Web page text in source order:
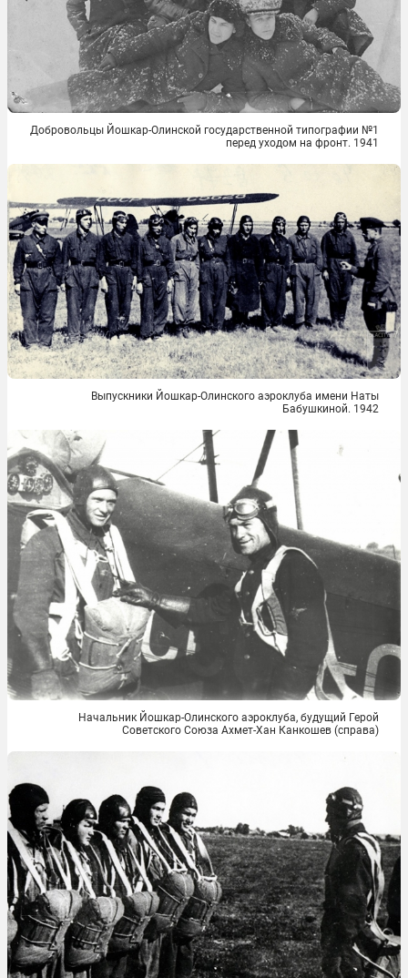
Добровольцы Йошкар-Олинской государственной типографии №1
перед уходом на фронт. 1941
Выпускники Йошкар-Олинского аэроклуба имени Наты
Бабушкиной. 1942
Начальник Йошкар-Олинского аэроклуба, будущий Герой
Советского Союза Ахмет-Хан Канкошев (справа)